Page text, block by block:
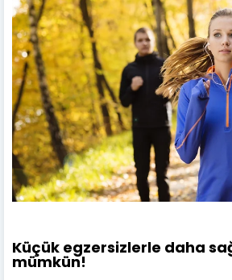
Küçük egzersizlerle daha
mümkün!